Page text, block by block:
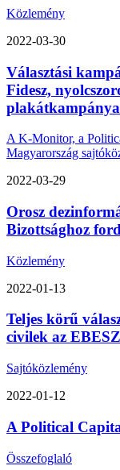
Közlemény
2022-03-30
Választási
Fidesz,
plakátkampánya
A K-Monitor, a
Magyarország
2022-03-29
Orosz
Bizottsághoz
Közlemény
2022-01-13
Teljes körű
civilek az
Sajtóközlemény
2022-01-12
A Political
Összefoglaló